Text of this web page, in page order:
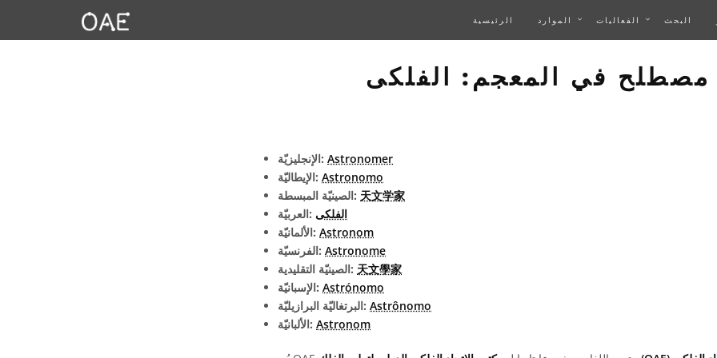
الرئيسية الموارد الفعاليات البحث
مصطلح في المعجم: الفلكى
الإنجليزيّة: Astronomer
الإيطاليّة: Astronomo
الصينيّة المبسطة: 天文学家
العربيّة: الفلكى
الألمانيّة: Astronom
الفرنسيّة: Astronome
الصينيّة التقليدية: 天文學家
الإسبانيّة: Astrónomo
البرتغاليّة البرازيليّة: Astrônomo
الألبانيّة: Astronom